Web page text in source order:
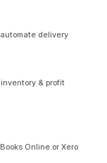
delivery
& profit
Online or Xero